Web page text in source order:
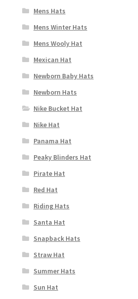
Mens Hats
Mens Winter Hats
Mens Wooly Hat
Mexican Hat
Newborn Baby Hats
Newborn Hats
Nike Bucket Hat
Nike Hat
Panama Hat
Peaky Blinders Hat
Pirate Hat
Red Hat
Riding Hats
Santa Hat
Snapback Hats
Straw Hat
Summer Hats
Sun Hat